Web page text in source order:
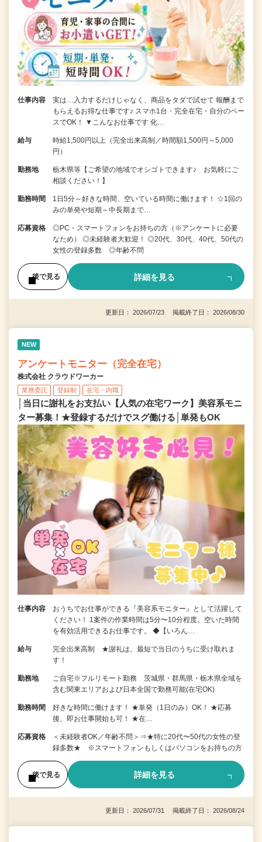
仕事内容
実は…入力するだけじゃなく、商品をタダで試せて 報酬まで
もらえるお得な仕事です♪ スマホ1台・完全在宅・自分のペー
スでOK！ ▼こんなお仕事です 化…
給与
時給1,500円以上（完全出来高制／時間額1,500円～5,000
円）
勤務地
栃木県等【ご希望の地域でオシゴトできます♪ お気軽にご
相談ください！】
勤務時間
1日5分～好きな時間、空いている時間に働けます！ ☆1回の
みの単発や短期～中長期まで…
応募資格
◎PC・スマートフォンをお持ちの方（※アンケートに必要
なため） ◎未経験者大歓迎！ ◎20代、30代、40代、50代の
女性の登録多数 ◎年齢不問
後で見る 詳細を見る
更新日： 2026/07/23 掲載終了日： 2026/08/30
NEW
アンケートモニター（完全在宅）
株式会社 クラウドワーカー
業務委託 登録制 在宅・内職
│当日に謝礼をお支払い【人気の在宅ワーク】美容系モニ
ター募集！★登録するだけでスグ働ける│単発もOK
仕事内容
おうちでお仕事ができる『美容系モニター』として活躍して
ください！ 1案件の作業時間は5分〜10分程度。空いた時間
を有効活用できるお仕事です。 ◆【いろん…
給与
完全出来高制 ★謝礼は、最短で当日のうちに受け取れま
す！
勤務地
ご自宅※フルリモート勤務 茨城県・群馬県・栃木県全域を
含む関東エリアおよび日本全国で勤務可能(在宅OK)
勤務時間
好きな時間に働けます！ ★単発（1日のみ）OK！ ★応募
後、即お仕事開始も可！ ★在…
応募資格
＜未経験者OK／年齢不問＞⇒★特に20代〜50代の女性の登
録多数★ ※スマートフォンもしくはパソコンをお持ちの方
後で見る 詳細を見る
更新日： 2026/07/31 掲載終了日： 2026/08/24